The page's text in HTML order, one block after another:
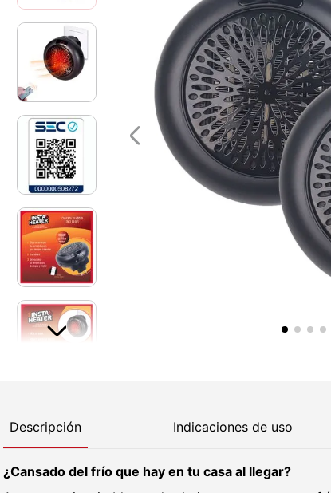
Descripción Indicaciones de uso
¿Cansado del frío que hay en tu casa al llegar?